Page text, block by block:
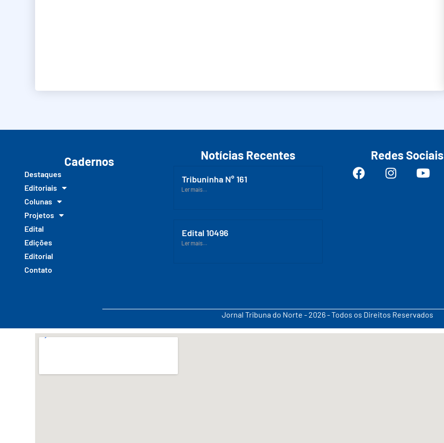
Cadernos
Destaques
Editoriais
Colunas
Projetos
Edital
Edições
Editorial
Contato
Notícias Recentes
Tribuninha N° 161
Ler mais...
Edital 10496
Ler mais...
Redes Sociais
Jornal Tribuna do Norte - 2026 - Todos os Direitos Reservados